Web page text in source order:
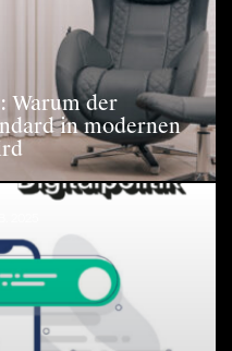
Warum der
in modernen